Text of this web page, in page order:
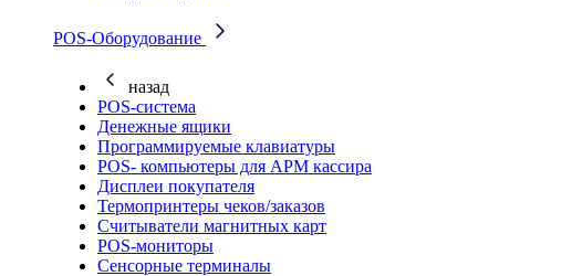
POS-Оборудование
назад
POS-система
Денежные ящики
Программируемые клавиатуры
POS- компьютеры для АРМ кассира
Дисплеи покупателя
Термопринтеры чеков/заказов
Считыватели магнитных карт
POS-мониторы
Сенсорные терминалы